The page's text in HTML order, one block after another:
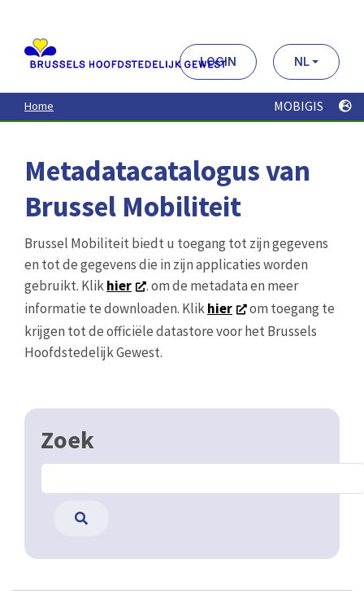
contenu
principal
LOGIN NL
Home MOBIGIS
Metadatacatalogus van
Brussel Mobiliteit
Brussel Mobiliteit biedt u toegang tot zijn gegevens
en tot de gegevens die in zijn applicaties worden
gebruikt. Klikhier
. om de metadata en meer
informatie te downloaden. Klikhier
om toegang te
krijgen tot de officiële datastore voor het Brussels
Hoofdstedelijk Gewest.
Zoek